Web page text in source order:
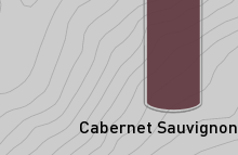
Cabernet Sauvignon